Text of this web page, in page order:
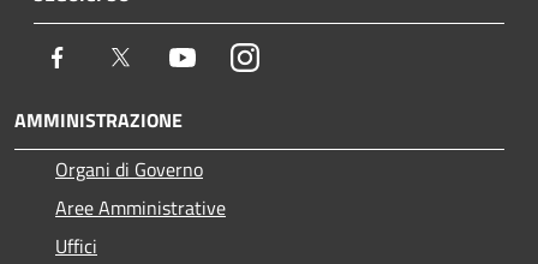
Facebook Twitter YoutubeInstagram
AMMINISTRAZIONE
Organi di Governo
Aree Amministrative
Uffici